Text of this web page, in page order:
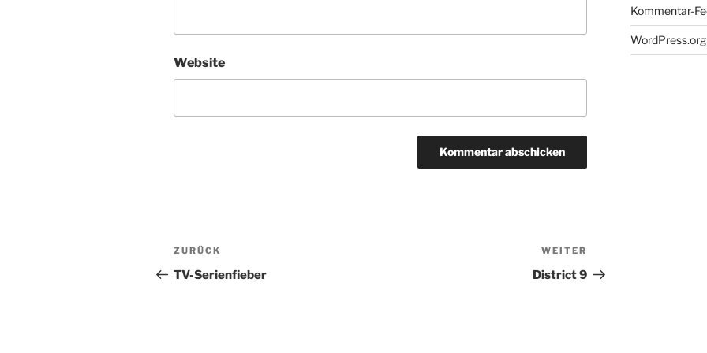
Website
Beitragsnavigation
Vorheriger
Beitrag
ZURÜCK
TV-Serienfieber
Beitrag
WEITER
District 9
Kommentar-
WordPress.org